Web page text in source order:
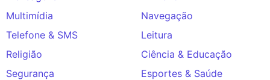
Multimídia
Navegação
Telefone & SMS
Leitura
Religião
Ciência & Educação
Segurança
Esportes & Saúde